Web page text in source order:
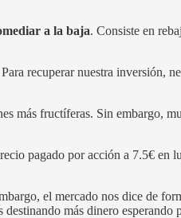
a la baja. Consiste en
recuperar nuestra inversión,
más fructíferas. Sin embargo,
pagado por acción a 7.5€ en
el mercado nos dice de
más dinero esperando